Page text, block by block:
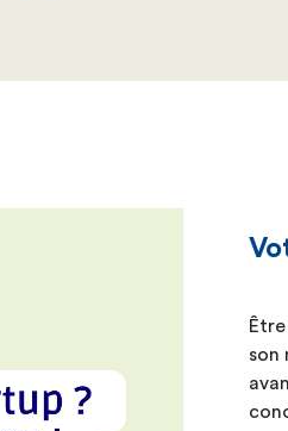
son